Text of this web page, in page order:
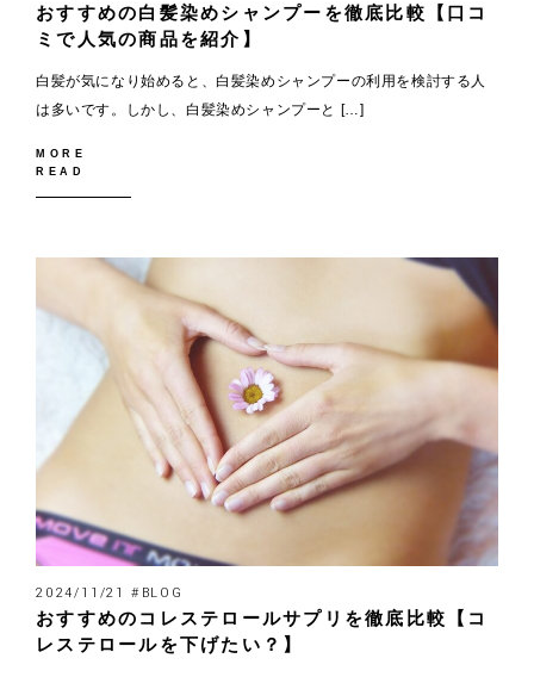
おすすめの白髪染めシャンプーを徹底比較【口コ
ミで人気の商品を紹介】
白髪が気になり始めると、白髪染めシャンプーの利用を検討する人
は多いです。しかし、白髪染めシャンプーと […]
MORE
READ
2024/11/21 #BLOG
おすすめのコレステロールサプリを徹底比較【コ
レステロールを下げたい？】